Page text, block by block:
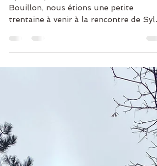
intelligences multiples
Bouillon, nous étions une petite
trentaine à venir à la rencontre de
Captain-Sass qui, en tant que neuro-
artiste, nous a parlé de nos multiples
potentialités en nous rappelant nos 10
intelligences multiples : sensible +
verbale + interpersonnelle +
intrapersonnelle + visuelle + créative +
mathématique + musicale +
kinesthésique + naturaliste. Elle nous a
proposé d'aller à la rencontre des